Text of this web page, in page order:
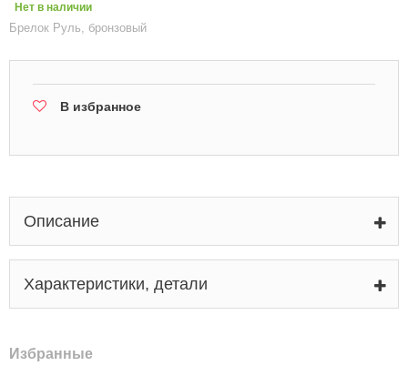
Нет в наличии
Брелок Руль, бронзовый
В избранное
Описание
Характеристики, детали
Избранные